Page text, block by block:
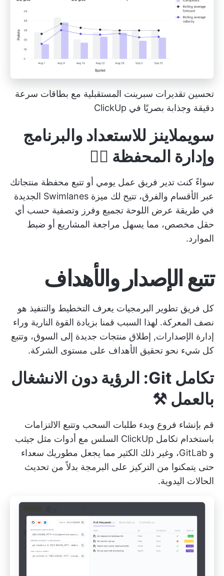
تحسين تقديرات سبرينت المستقبلية مع بطاقات سرعة
دقيقة وجذابة بصريًا في ClickUp
سويملاينز للاستعداد والبرنامج
وإدارة المحفظة 🏊‍♂️
سواءً كنت تدير فريق عمل يومي أو تتبع محفظة منتجاتك
عبر الأقسام والفرق، تتيح لك ميزة Swimlanes الجديدة
في طريقة عرض اللوحة تجميع وفرز وتصفية حسب أي
حقل مخصص، مما يسهل مراجعة المشاريع أو ضبط
الموارد.
تتبع الإصدار والأهداف
كل فريق تطوير البرمجيات يعرف التخطيط والتنفيذ هو
نصف المعركة. لهذا السبب قمنا بزيادة القوة النارية وراء
إدارة الإصدارات, إطلاق منتجات جديدة إلى السوق، وتتبع
كل شيء نحو تحقيق الأهداف على مستوى الشركة.
تكامل Git: الرؤية دون الانشغال
بالعمل ⚒️
قم بإنشاء فروع وبدء طلبات السحب وتتبع الالتزامات
باستخدام تكامل ClickUp السلس مع أدوات مثل
جيثب
و GitLab، وغير ذلك الكثير مما يجعل مطوريك سعداء
حتى يتمكنوا من التركيز على البرمجة بدلاً من تحديث
الحالات اليدوية.